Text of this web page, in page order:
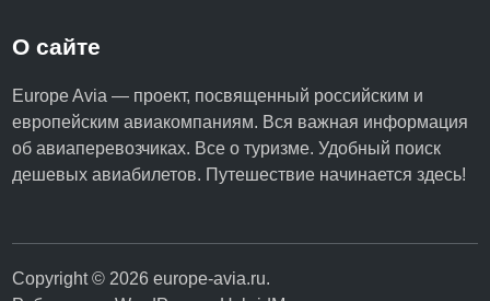
О сайте
Europe Avia — проект, посвященный российским и
европейским авиакомпаниям. Вся важная информация
об авиаперевозчиках. Все о туризме. Удобный поиск
дешевых авиабилетов. Путешествие начинается здесь!
Copyright © 2026europe-avia.ru.